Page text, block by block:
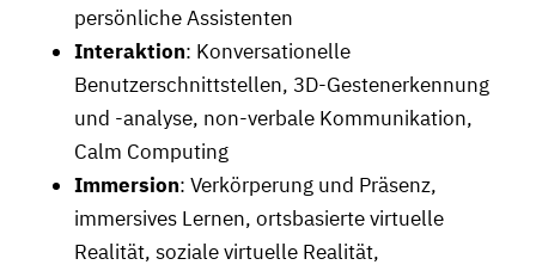
persönliche Assistenten
Interaktion: Konversationelle
Benutzerschnittstellen, 3D-Gestenerkennung
und -analyse, non-verbale Kommunikation,
Calm Computing
Immersion: Verkörperung und Präsenz,
immersives Lernen, ortsbasierte virtuelle
Realität, soziale virtuelle Realität,